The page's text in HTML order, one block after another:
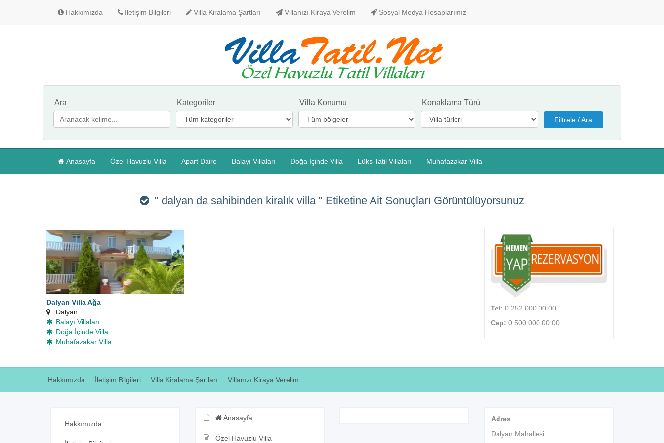
Hakkımızda İletişim Bilgileri Villa Kiralama Şartları Villanızı Kiraya Verelim Sosyal Medya Hesaplarımız
Ara Kategoriler Villa Konumu Konaklama Türü
Anasayfa Özel Havuzlu Villa Apart Daire Balayı Villaları Doğa İçinde Villa Lüks Tatil Villaları Muhafazakar Villa
" dalyan da sahibinden kiralık villa " Etiketine Ait Sonuçları Görüntülüyorsunuz
Dalyan Villa Ağa
Dalyan
Balayı Villaları
Doğa İçinde Villa
Muhafazakar Villa
Tel: 0 252 000 00 00
Cep: 0 500 000 00 00
Hakkımızda İletişim Bilgileri Villa Kiralama Şartları Villanızı Kiraya Verelim
Hakkımızda
Anasayfa
Özel Havuzlu Villa
Adres
Dalyan Mahallesi